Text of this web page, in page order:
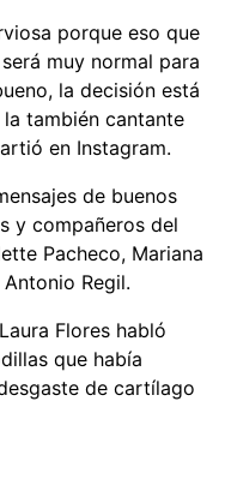
porque eso que
muy normal para
la decisión está
también cantante
en Instagram.
de buenos
y compañeros del
Pacheco, Mariana
Regil.
Flores habló
que había
de cartílago